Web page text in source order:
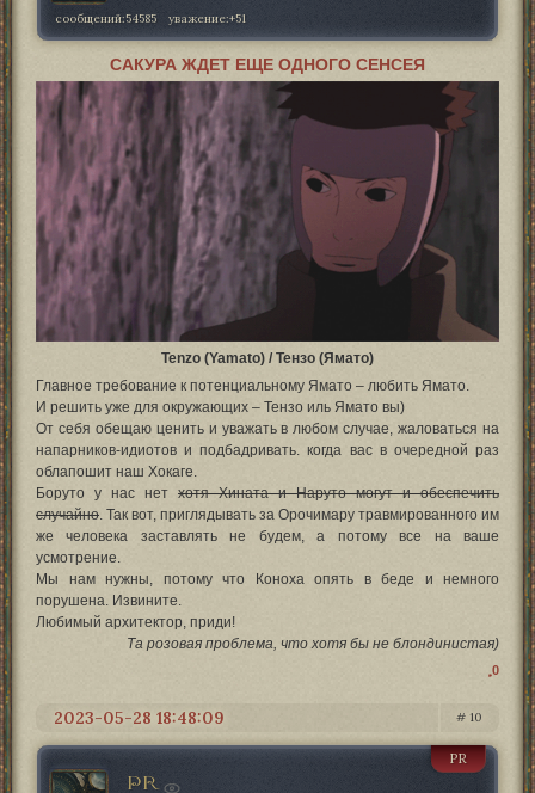
сообщений:54585 уважение:+51
САКУРА ЖДЕТ ЕЩЕ ОДНОГО СЕНСЕЯ
Tenzo (Yamato) / Тензо (Ямато)
Главное требование к потенциальному Ямато – любить Ямато.
И решить уже для окружающих – Тензо иль Ямато вы)
От себя обещаю ценить и уважать в любом случае, жаловаться на
напарников-идиотов и подбадривать. когда вас в очередной раз
облапошит наш Хокаге.
Боруто у нас нет хотя Хината и Наруто могут и обеспечить
случайно . Так вот, приглядывать за Орочимару травмированного им
же человека заставлять не будем, а потому все на ваше
усмотрение.
Мы нам нужны, потому что Коноха опять в беде и немного
порушена. Извините.
Любимый архитектор, приди!
Та розовая проблема, что хотя бы не блондинистая)
0
10
2023-05-28 18:48:09
PR
PR